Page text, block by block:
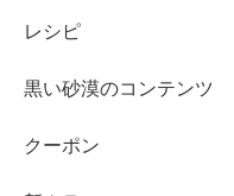
レシピ
黒い砂漠のコンテンツ
クーポン